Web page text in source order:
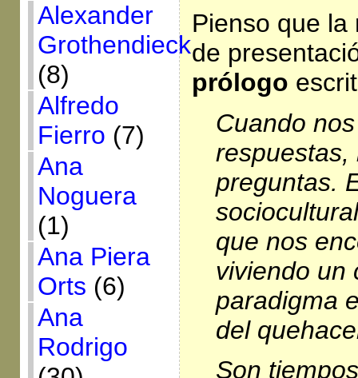
Alexander
Grothendieck
(8)
Alfredo
Fierro (7)
Ana
Noguera
(1)
Ana Piera
Orts (6)
Ana
Rodrigo
Pienso que la
de
prólogo
Cuando
respuestas,
preguntas.
que nos
viviendo un
paradigma
del
Son